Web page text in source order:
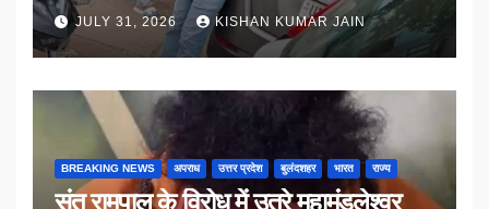
JULY 31, 2026 KISHAN KUMAR JAIN
BREAKING NEWS अपराध उत्तर प्रदेश बुलंदशहर भारत राज्य
संत रामपाल के विरोध में उतरे महामंडलेश्वर